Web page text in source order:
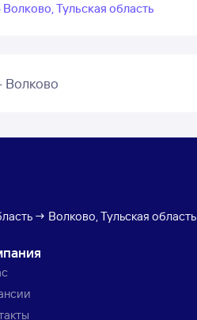
Тульская область
Волково
→ Волково, Тульская область